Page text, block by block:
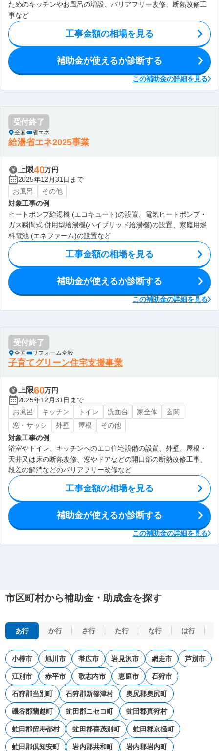
ためのキッチンやお風呂の増設、バリアフリー改修、断熱改修工
事など
工事金額の相場を見る
補助金が使えるか診断する
この補助金の詳細を見る
受付終了
全国 省エネ
給湯省エネ2025事業
上限40万円
2025年12月31日まで
お風呂
その他
対象工事の例
ヒートポンプ給湯機 (エコキュート)の設置、電気ヒートポンプ・
ガス瞬間式 併用型給湯機(ハイブリッド給湯機)の設置、家庭用燃
料電池 (エネファーム)の設置など
工事金額の相場を見る
補助金が使えるか診断する
この補助金の詳細を見る
受付終了
全国 リフォーム全般
子育てグリーン住宅支援事業
上限60万円
2025年12月31日まで
お風呂
キッチン トイレ 洗面台 家全体
玄関
窓・サッシ
外壁 屋根
その他
対象工事の例
浴室やトイレ、キッチンへのエコ住宅設備の設置、外壁、屋根・
天井又は床の断熱改修、窓やドアなどの開口部の断熱改修工事、
段差の解消などのバリアフリー改修など
工事金額の相場を見る
補助金が使えるか診断する
この補助金の詳細を見る
市区町村から補助金・助成金を探す
あ行 か行 さ行 た行 な行 は行
小樽市 旭川市 帯広市 岩見沢市 網走市 芦別市
江別市 赤平市 歌志内市 恵庭市 石狩市
石狩郡当別町 石狩郡新篠津村 奥尻郡奥尻町
磯谷郡蘭越町 虻田郡ニセコ町 虻田郡真狩村
虻田郡留寿都村 虻田郡喜茂別町 虻田郡京極町
虻田郡倶知安町 岩内郡共和町 岩内郡岩内町